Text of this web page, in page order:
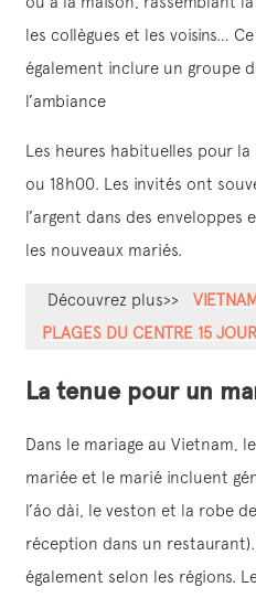
les collègues et les voisins…
également inclure un groupe
l’ambiance
Les heures habituelles pour
ou 18h00. Les invités ont
l’argent dans des enveloppes
les nouveaux mariés.
Découvrez plus>>
PLAGES DU CENTRE 15
La tenue pour un
Dans le mariage au Vietnam,
mariée et le marié incluent
l’áo dài, le veston et la robe
réception dans un
également selon les régions.